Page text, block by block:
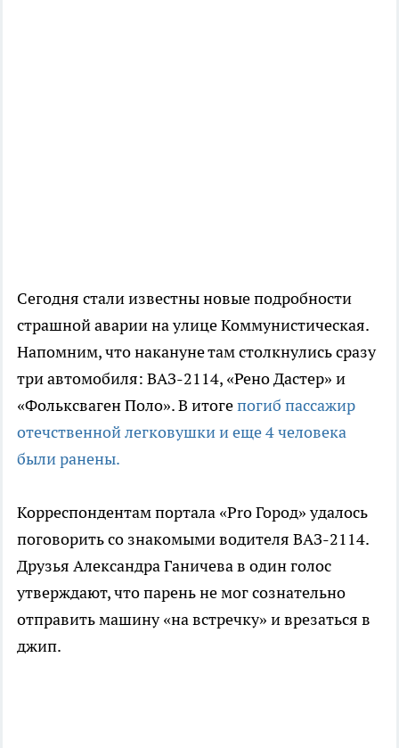
Сегодня стали известны новые подробности
страшной аварии на улице Коммунистическая.
Напомним, что накануне там столкнулись сразу
три автомобиля: ВАЗ-2114, «Рено Дастер» и
«Фольксваген Поло». В итогепогиб пассажир
отечственной легковушки и еще 4 человека
были ранены.
Корреспондентам портала «Pro Город» удалось
поговорить со знакомыми водителя ВАЗ-2114.
Друзья Александра Ганичева в один голос
утверждают, что парень не мог сознательно
отправить машину «на встречку» и врезаться в
джип.